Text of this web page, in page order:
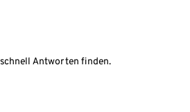
Antworten finden.